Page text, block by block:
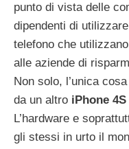
punto di vista delle
dipendenti di
telefono che
alle aziende di
Non solo, l’unica
da un altro iPhone 4S
L’hardware e
gli stessi in urto il